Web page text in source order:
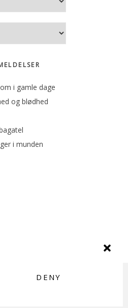
DENY
i gamle dage
og blødhed
i munden